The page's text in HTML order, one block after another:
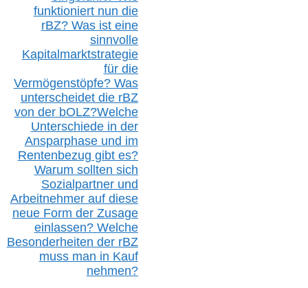
funktioniert nun die
rBZ? Was ist eine
sinnvolle
Kapitalmarktstrategie
für die
Vermögenstöpfe? Was
unterscheidet die rBZ
von der bOLZ?Welche
Unterschiede in der
Ansparphase und im
Rentenbezug gibt es?
Warum sollten sich
Sozialpartner und
Arbeitnehmer auf diese
neue Form der Zusage
einlassen? Welche
Besonderheiten der rBZ
muss man in Kauf
nehmen?